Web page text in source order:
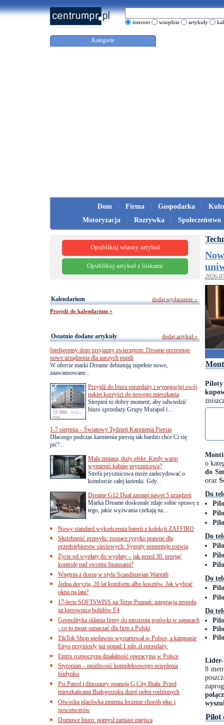
internet wszędzie artykuły
Kategorie
Dom Firma Gospodarka
Motoryzacja
Rozrywka Społeczeństwo
2026-
Piloty
o
do
oraz
Do
Do
Do
Do
8
Pilot
Opublikuj własny artykuł
Opublikuj artykuł z linkami
Kalendarium
Przejdź do kalendarium »
dodaj wydarzenie »
Ostatnio dodane artykuły
Inteligentny dom przyjazny zwierzętom. Dreame prezentuje
nowe urządzenia dla naszych pupili
W ofercie marki Dreame debiutują zupełnie nowe,
zaawansowane...
Przyjdź do biura sprzedaży i wynegocjuj swój
pakiet korzyści do nowego mieszkania
Sierpień to dobry moment, aby odwiedzić
biuro sprzedaży Grupy Murapol i...
1-7 sierpnia – Światowy Tydzień Karmienia Piersią
Dlaczego podczas karmienia piersią tak bardzo chce Ci się
pić?...
Mała zmiana, duży efekt. Kiedy warto
wymienić kabinę prysznicową?
Strefa prysznicowa może zadecydować o
komforcie całej łazienki. Gdy...
Dreame G12 Dual zastąpi nawet 5 urządzeń
Marka Dreame doskonale zdaje sobie sprawę z
tego, jakie wyzwania czekają na...
Nowy standard wykończenia baterii z kolekcji ZAFFIRO
Służebność przesyłu: rosnące ryzyko prawne dla
przedsiębiorstw sieciowych. Sygnity prezentuje rozwią
Życie od wypłaty do wypłaty – jak przed 30. przejąć
kontrolę nad swoimi finansami?
Wnętrza z duszą w stylu Scandinavian Warmth
Jedna decyzja, 20 lat komfortu albo kosztów. Jak wybrać
okna na lata?
17-lecie SOFTSWISS na Torze Poznań: integracja zespołu
za kierownicą bolidów F4
Geopolityka skłania firmy do mrożenia gotówki w zapasach
- co to może oznaczać dla firm z Polski
TikTok Shop niedawno wystartował w Polsce, a kampanie
Enyo przyniosły już ponad 1 mln zł sprzedaży.
Entrix rozpoczyna działalność operacyjną w Polsce
Styropian – możliwość kompleksowego ocieplenia
budynku
Psi Patrol i dinozaury opanują G City Biała. Przed
mieszkańcami Białegostoku dzień pełen rodzinnych
Otwocka placówka zmienia leczenie chorób płuc i
nowotworów
Domowe biuro: pomysł zamiast miejsca
dodaj artykuł »